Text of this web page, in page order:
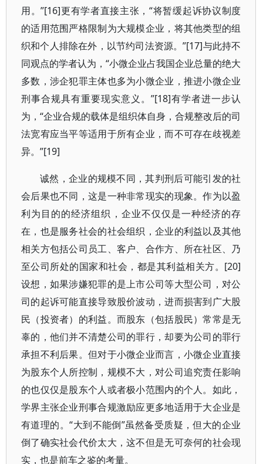
用。”[16]更有学者直接主张，“将暂缓起诉协议制度
的适用范围严格限制为大规模企业，将其他类型的组
织和个人排除在外，以节约司法资源。”[17]与此持不
同观点的学者认为，“小微企业占我国企业总量的绝大
多数，涉企犯罪主体也多为小微企业，推进小微企业
刑事合规具有重要现实意义。”[18]有学者进一步认
为，“企业合规的载体是组织体自身，合规整改后的司
法宽宥应当平等适用于所有企业，而不可存在歧视差
异。”[19]
诚然，企业的规模不同，其判刑后可能引发的社
会后果也不同，这是一种非常现实的现象。作为以盈
利为目的的经济组织，企业不仅仅是一种经济的存
在，也是服务社会的社会组织，企业的利益以及其他
相关方包括公司员工、客户、合作方、所在社区、乃
至公司所处的国家和社会，都是其利益相关方。[20]
设想，如果涉嫌犯罪的是上市公司等大型公司，对公
司的起诉可能直接导致股价波动，进而损害到广大股
民（投资者）的利益。而股东（包括股民）常常是无
辜的，他们并不清楚公司的罪行，却要为公司的罪行
承担不利后果。但对于小微企业而言，小微企业直接
为股东个人所控制，规模不大，对公司追究责任影响
的也仅仅是股东个人或者极小范围内的个人。如此，
学界主张企业刑事合规激励应更多地适用于大企业是
有道理的。“大到不能倒”虽然备受质疑，但大的企业
倒了确实社会代价太大，这不但是无可奈何的社会现
实，也是前车之鉴的考量。